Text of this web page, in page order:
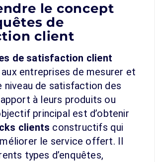
le concept
de
client
de satisfaction client
entreprises de mesurer et
niveau de satisfaction des
à leurs produits ou
principal est d’obtenir
clients constructifs qui
le service offert. Il
types d’enquêtes,